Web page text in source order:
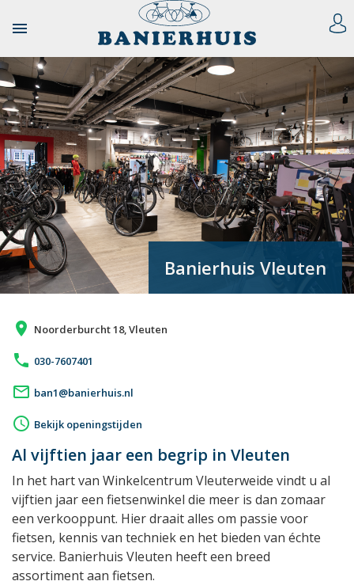

Banierhuis Vleuten
place Noorderburcht 18, Vleuten
phone 030-7607401
mail_outline ban1@banierhuis.nl
access_time Bekijk openingstijden
Al vijftien jaar een begrip in Vleuten
In het hart van Winkelcentrum Vleuterweide vindt u al
vijftien jaar een fietsenwinkel die meer is dan zomaar
een verkooppunt. Hier draait alles om passie voor
fietsen, kennis van techniek en het bieden van échte
service. Banierhuis Vleuten heeft een breed
assortiment aan fietsen.